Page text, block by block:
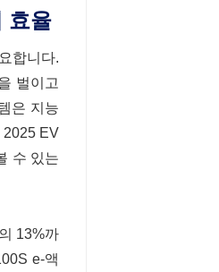
효율
합니다.
벌이고
은 지능
2025 EV
수 있는
13%까
e-액